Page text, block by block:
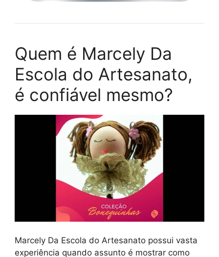
Quem é Marcely Da
Escola do Artesanato,
é confiável mesmo?
Marcely Da Escola do Artesanato possui vasta
experiência quando assunto é mostrar como